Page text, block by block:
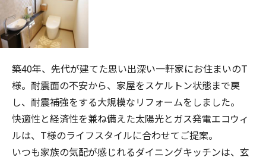
築40年、先代が建てた思い出深い一軒家にお住まいのT
様。耐震面の不安から、家屋をスケルトン状態まで戻
し、耐震補強をする大規模なリフォームをしました。
快適性と経済性を兼ね備えた太陽光とガス発電エコウィ
ルは、T様のライフスタイルに合わせてご提案。
いつも家族の気配が感じれるダイニングキッチンは、玄